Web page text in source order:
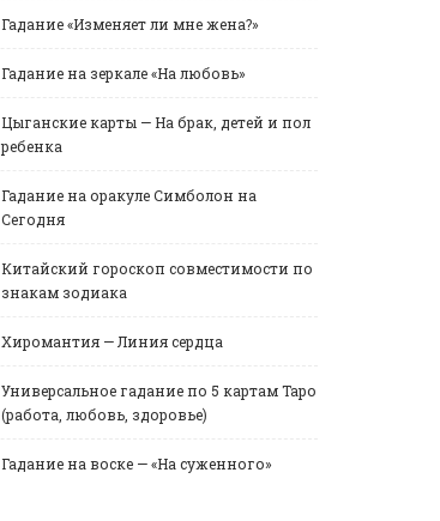
Гадание «Изменяет ли мне жена?»
Гадание на зеркале «На любовь»
Цыганские карты — На брак, детей и пол
ребенка
Гадание на оракуле Симболон на
Сегодня
Китайский гороскоп совместимости по
знакам зодиака
Хиромантия — Линия сердца
Универсальное гадание по 5 картам Таро
(работа, любовь, здоровье)
Гадание на воске — «На суженного»